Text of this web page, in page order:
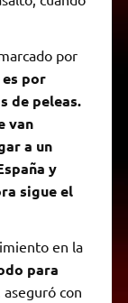
por
por
de peleas.
van
a un
y
sigue el
en la
para
aseguró con